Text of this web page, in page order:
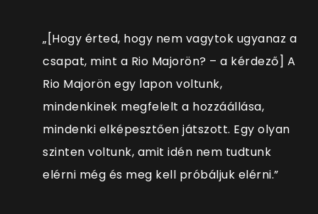
„[Hogy érted, hogy nem vagytok ugyanaz a
csapat, mint a Rio Majorön? – a kérdező] A
Rio Majorön egy lapon voltunk,
mindenkinek megfelelt a hozzáállása,
mindenki elképesztően játszott. Egy olyan
szinten voltunk, amit idén nem tudtunk
elérni még és meg kell próbáljuk elérni.”